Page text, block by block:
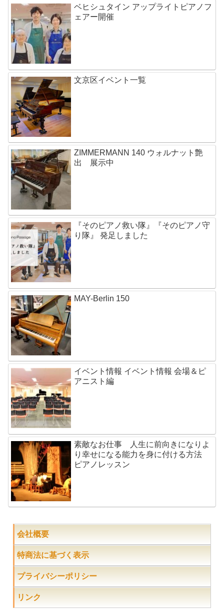
ベヒシュタイン アップライトピアノフ
ェアー開催
文京区イベント一覧
ZIMMERMANN 140 ウォルナット艶
出 展示中
『そのピアノ救い隊』『そのピアノ守
り隊』 発足しました
MAY-Berlin 150
イベント情報 イベント情報 会場＆ピ
アニスト編
素敵なお仕事 人生に前向きになりよ
り幸せになる能力を身に付ける方法
ピアノレッスン
会社概要
特商法に基づく表示
プライバシーポリシー
リンク